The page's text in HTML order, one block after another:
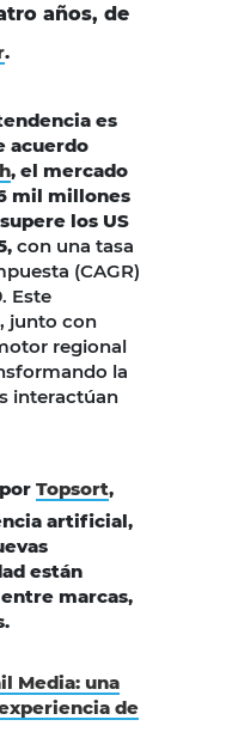
años, de
.
es
acuerdo
, el mercado
mil millones
los US
con una tasa
(CAGR)
Este
junto con
regional
la
interactúan
Topsort,
artificial,
están
marcas,
Media: una
de